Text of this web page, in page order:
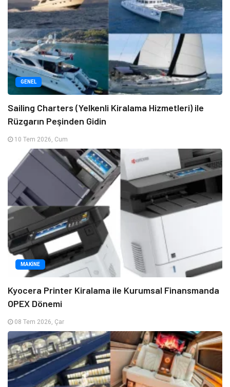
GENEL
Sailing Charters (Yelkenli Kiralama Hizmetleri) ile
Rüzgarın Peşinden Gidin
10 Tem 2026, Cum
MAKINE
Kyocera Printer Kiralama ile Kurumsal Finansmanda
OPEX Dönemi
08 Tem 2026, Çar